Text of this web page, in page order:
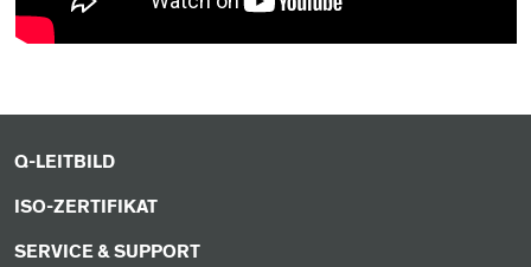
Q-LEITBILD
ISO-ZERTIFIKAT
SERVICE & SUPPORT